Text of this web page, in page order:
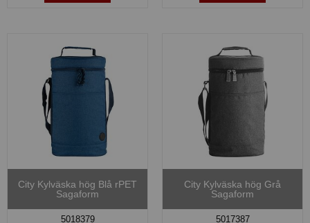
City Kylväska hög Blå rPET
Sagaform
5018379
City Kylväska hög Grå
Sagaform
5017387